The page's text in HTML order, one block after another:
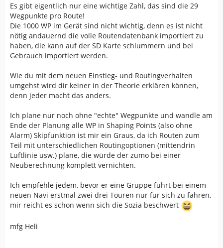
Es gibt eigentlich nur eine wichtige Zahl, das sind die 29
Wegpunkte pro Route!
Die 1000 WP im Gerät sind nicht wichtig, denn es ist nicht
nötig andauernd die volle Routendatenbank importiert zu
haben, die kann auf der SD Karte schlummern und bei
Gebrauch importiert werden.
Wie du mit dem neuen Einstieg- und Routingverhalten
umgehst wird dir keiner in der Theorie erklären können,
denn jeder macht das anders.
Ich plane nur noch ohne "echte" Wegpunkte und wandle am
Ende der Planung alle WP in Shaping Points (also ohne
Alarm) Skipfunktion ist mir ein Graus, da ich Routen zum
Teil mit unterschiedlichen Routingoptionen (mittendrin
Luftlinie usw.) plane, die würde der zumo bei einer
Neuberechnung komplett vernichten.
Ich empfehle jedem, bevor er eine Gruppe führt bei einem
neuen Navi erstmal zwei drei Touren nur für sich zu fahren,
mir reicht es schon wenn sich die Sozia beschwert
mfg Heli